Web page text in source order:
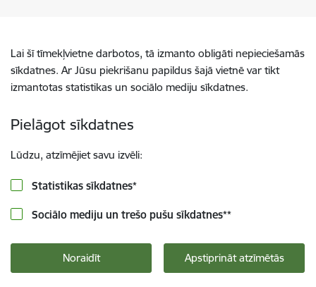
Lai šī tīmekļvietne darbotos, tā izmanto obligāti nepieciešamās
sīkdatnes. Ar Jūsu piekrišanu papildus šajā vietnē var tikt
izmantotas statistikas un sociālo mediju sīkdatnes.
Pielāgot sīkdatnes
Lūdzu, atzīmējiet savu izvēli:
Statistikas sīkdatnes*
Sociālo mediju un trešo pušu sīkdatnes**
Noraidīt Apstiprināt atzīmētās